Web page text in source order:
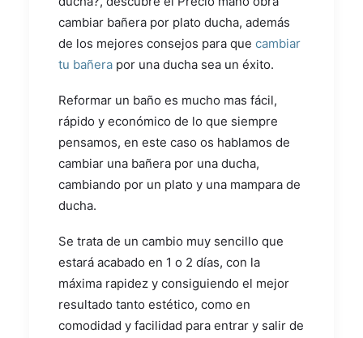
cambiar bañera por plato ducha, además
de los mejores consejos para que cambiar
tu bañera por una ducha sea un éxito.
Reformar un baño es mucho mas fácil,
rápido y económico de lo que siempre
pensamos, en este caso os hablamos de
cambiar una bañera por una ducha,
cambiando por un plato y una mampara de
ducha.
Se trata de un cambio muy sencillo que
estará acabado en 1 o 2 días, con la
máxima rapidez y consiguiendo el mejor
resultado tanto estético, como en
comodidad y facilidad para entrar y salir de